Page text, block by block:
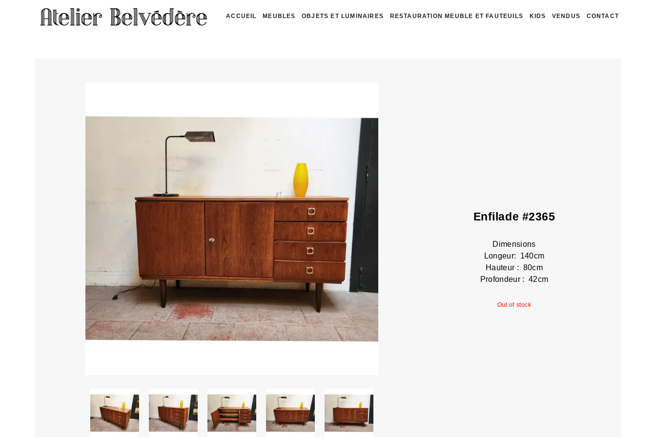
ACCUEIL MEUBLES OBJETS ET LUMINAIRES RESTAURATION MEUBLE ET FAUTEUILS KIDS VENDUS CONTACT
Meubles / Enfilade #2365
Enfilade #2365
Dimensions
Longeur: 140cm
Hauteur : 80cm
Profondeur : 42cm
Out of stock